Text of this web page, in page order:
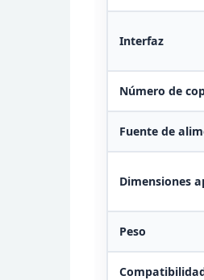
Interfaz
Número de
Fuente de
Dimensiones
Peso